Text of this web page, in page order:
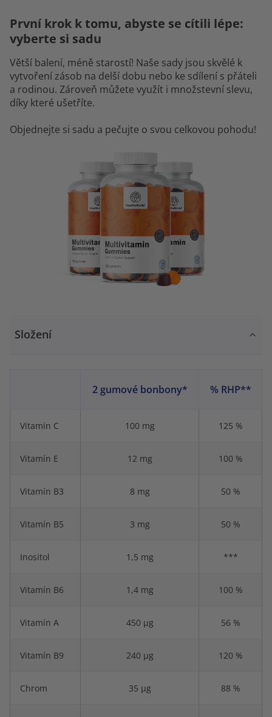
První krok k tomu, abyste se cítili lépe:
vyberte si sadu
Větší balení, méně starostí! Naše sady jsou skvělé k
vytvoření zásob na delší dobu nebo ke sdílení s přáteli
a rodinou. Zároveň můžete využít i množstevní slevu,
díky které ušetříte.
Objednejte si sadu a pečujte o svou celkovou pohodu!
Složení
2 gumové bonbony* % RHP**
Vitamín C 100 mg 125 %
Vitamín E 12 mg 100 %
Vitamín B3 8 mg 50 %
Vitamín B5 3 mg 50 %
Inositol 1,5 mg ***
Vitamín B6 1,4 mg 100 %
Vitamín A 450 μg 56 %
Vitamín B9 240 μg 120 %
Chrom 35 μg 88 %